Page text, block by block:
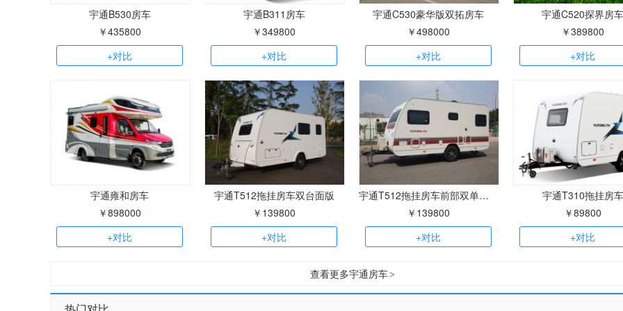
宇通B530房车
￥435800
+对比
宇通B311房车
￥349800
+对比
宇通C530豪华版双拓房车
￥498000
+对比
宇通C520探界房车
￥389800
+对比
宇通雍和房车
￥898000
+对比
宇通T512拖挂房车双台面版
￥139800
+对比
宇通T512拖挂房车前部双单人床版
￥139800
+对比
宇通T310拖挂房车
￥89800
+对比
查看更多宇通房车>